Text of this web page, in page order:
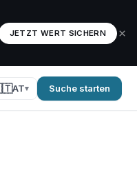
JETZT WERT SICHERN ×
AT Suche starten